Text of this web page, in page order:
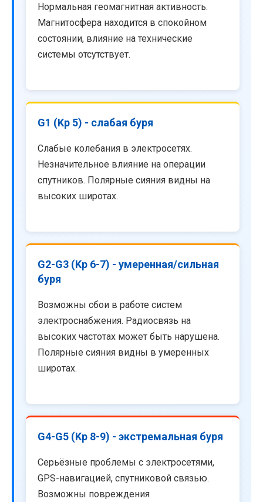
Нормальная геомагнитная активность.
Магнитосфера находится в спокойном
состоянии, влияние на технические
системы отсутствует.
G1 (Kp 5) - слабая буря
Слабые колебания в электросетях.
Незначительное влияние на операции
спутников. Полярные сияния видны на
высоких широтах.
G2-G3 (Kp 6-7) - умеренная/сильная
буря
Возможны сбои в работе систем
электроснабжения. Радиосвязь на
высоких частотах может быть нарушена.
Полярные сияния видны в умеренных
широтах.
G4-G5 (Kp 8-9) - экстремальная буря
Серьёзные проблемы с электросетями,
GPS-навигацией, спутниковой связью.
Возможны повреждения